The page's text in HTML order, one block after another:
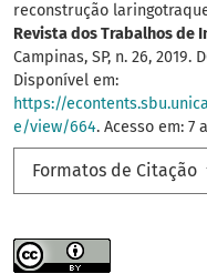
reconstrução
Revista dos Trabalhos de
Campinas, SP, n. 26, 2019.
Disponível em:
https://
e/view/664. Acesso em: 7
Formatos de Citação